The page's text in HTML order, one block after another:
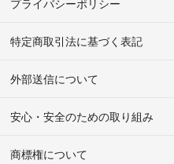
プライバシーポリシー
特定商取引法に基づく表記
外部送信について
安心・安全のための取り組み
商標権について